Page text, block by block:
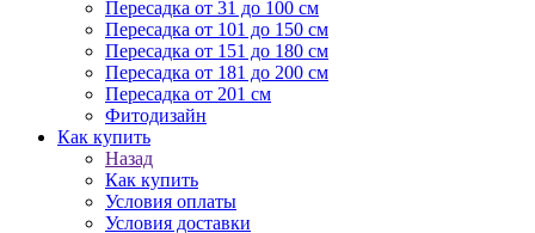
Пересадка от 31 до 100 см
Пересадка от 101 до 150 см
Пересадка от 151 до 180 см
Пересадка от 181 до 200 см
Пересадка от 201 см
Фитодизайн
Как купить
Назад
Как купить
Условия оплаты
Условия доставки